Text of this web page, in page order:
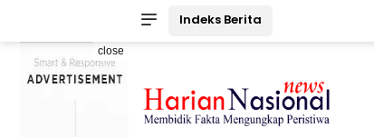
Indeks Berita
close